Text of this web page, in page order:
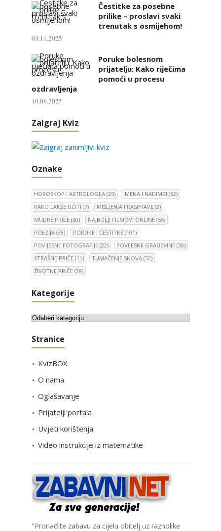
Čestitke za posebne
prilike – proslavi svaki
trenutak s osmijehom!
03.11.2025.
Poruke bolesnom
prijatelju: Kako riječima
pomoći u procesu
ozdravljenja
10.06.2025.
Zaigraj Kviz
Oznake
HOROSKOP I ASTROLOGIJA (25) IMENA I NADIMCI (62)
KAKO LAKŠE UČITI (7) MIŠLJENJA I RASPRAVE (2)
MUDRE PRIČE (30) NAJBOLJI FILMOVI ONLINE (55)
POEZIJA (38) PORUKE I ČESTITKE (101)
POVIJESNE FOTOGRAFIJE (22) POVIJESNE GRAĐEVINE (30)
STRAŠNE PRIČE (11) TUMAČENJE SNOVA (32)
ŽIVOTNE PRIČE (28)
Kategorije
K
t
g
i
j
Stranice
KvizBOX
O nama
Oglašavanje
Prijatelji portala
Uvjeti korištenja
Video instrukcije iz matematike
"Pronađite zabavu za cijelu obitelj uz raznolike